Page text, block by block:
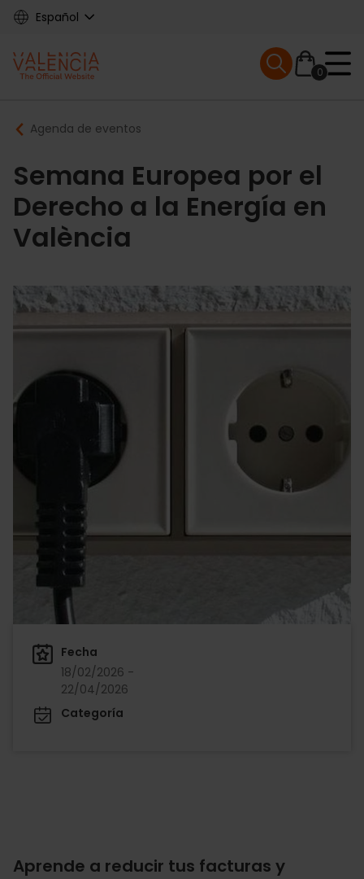
Skip
content
Español
Main
navigation
0
Mobile menu
Breadcrumb
Agenda de eventos
Semana Europea por el
Derecho a la Energía en
València
Fecha
18/02/2026 -
22/04/2026
Categoría
Aprende a reducir tus facturas y